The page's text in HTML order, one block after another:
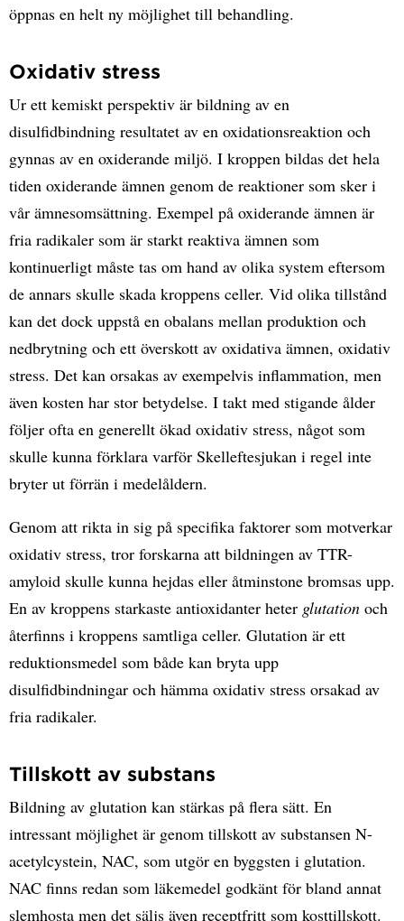
öppnas en helt ny möjlighet till behandling.
Oxidativ stress
Ur ett kemiskt perspektiv är bildning av en
disulfidbindning resultatet av en oxidationsreaktion och
gynnas av en oxiderande miljö. I kroppen bildas det hela
tiden oxiderande ämnen genom de reaktioner som sker i
vår ämnesomsättning. Exempel på oxiderande ämnen är
fria radikaler som är starkt reaktiva ämnen som
kontinuerligt måste tas om hand av olika system eftersom
de annars skulle skada kroppens celler. Vid olika tillstånd
kan det dock uppstå en obalans mellan produktion och
nedbrytning och ett överskott av oxidativa ämnen, oxidativ
stress. Det kan orsakas av exempelvis inflammation, men
även kosten har stor betydelse. I takt med stigande ålder
följer ofta en generellt ökad oxidativ stress, något som
skulle kunna förklara varför Skelleftesjukan i regel inte
bryter ut förrän i medelåldern.
Genom att rikta in sig på specifika faktorer som motverkar
oxidativ stress, tror forskarna att bildningen av TTR-
amyloid skulle kunna hejdas eller åtminstone bromsas upp.
En av kroppens starkaste antioxidanter heter glutation och
återfinns i kroppens samtliga celler. Glutation är ett
reduktionsmedel som både kan bryta upp
disulfidbindningar och hämma oxidativ stress orsakad av
fria radikaler.
Tillskott av substans
Bildning av glutation kan stärkas på flera sätt. En
intressant möjlighet är genom tillskott av substansen N-
acetylcystein, NAC, som utgör en byggsten i glutation.
NAC finns redan som läkemedel godkänt för bland annat
slemhosta men det säljs även receptfritt som kosttillskott.